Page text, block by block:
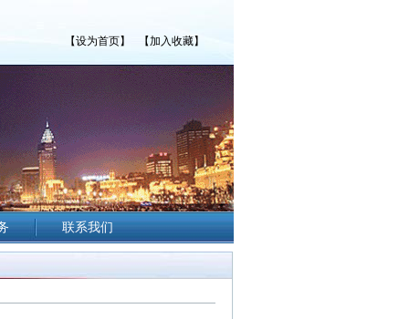
【设为首页】 【加入收藏】
联系我们